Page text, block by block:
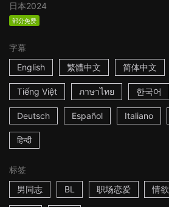
日本2024
部分免费
字幕
English
繁體中文 简体中文
Tiếng Việt ภาษาไทย 한국어
Deutsch Español Italiano
हिन्दी
标签
男同志
BL 职场恋爱 情欲